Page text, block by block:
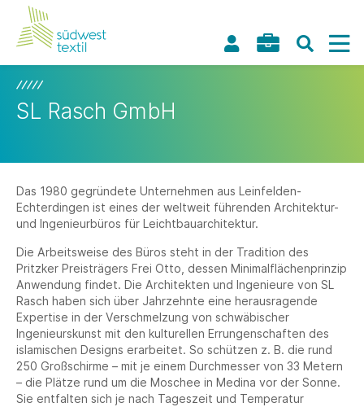
SL Rasch GmbH
Das 1980 gegründete Unternehmen aus Leinfelden-
Echterdingen ist eines der weltweit führenden Architektur-
und Ingenieurbüros für Leichtbauarchitektur.
Die Arbeitsweise des Büros steht in der Tradition des
Pritzker Preisträgers Frei Otto, dessen Minimalflächenprinzip
Anwendung findet. Die Architekten und Ingenieure von SL
Rasch haben sich über Jahrzehnte eine herausragende
Expertise in der Verschmelzung von schwäbischer
Ingenieurskunst mit den kulturellen Errungenschaften des
islamischen Designs erarbeitet. So schützen z. B. die rund
250 Großschirme – mit je einem Durchmesser von 33 Metern
– die Plätze rund um die Moschee in Medina vor der Sonne.
Sie entfalten sich je nach Tageszeit und Temperatur